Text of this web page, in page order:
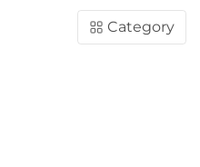
Category